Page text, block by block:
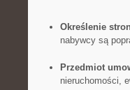
Określenie
nabywcy są‌
Przedmiot
nieruchomości,